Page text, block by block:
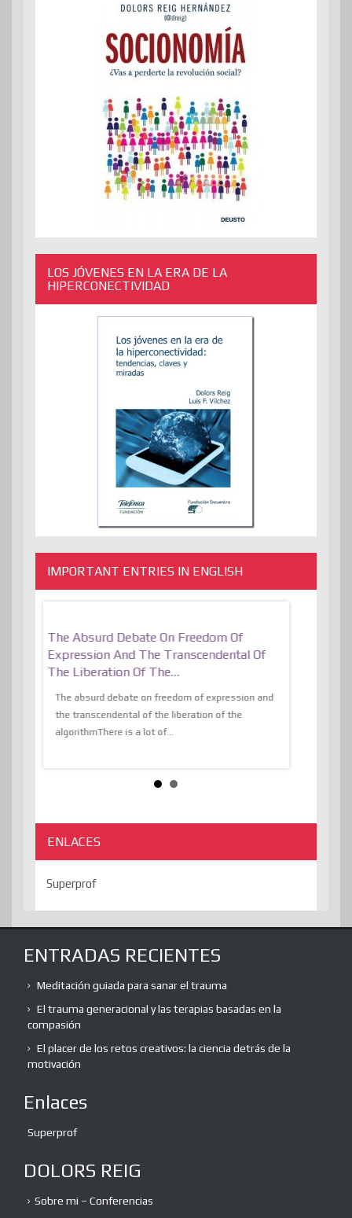
LOS JÓVENES EN LA ERA DE LA
HIPERCONECTIVIDAD
IMPORTANT ENTRIES IN ENGLISH
The Absurd Debate On Freedom Of
Expression And The Transcendental Of
The Liberation Of The…
The absurd debate on freedom of expression and
the transcendental of the liberation of the
algorithmThere is a lot of...
ENLACES
Superprof
ENTRADAS RECIENTES
Meditación guiada para sanar el trauma
El trauma generacional y las terapias basadas en la
compasión
El placer de los retos creativos: la ciencia detrás de la
motivación
Enlaces
Superprof
DOLORS REIG
Sobre mi – Conferencias